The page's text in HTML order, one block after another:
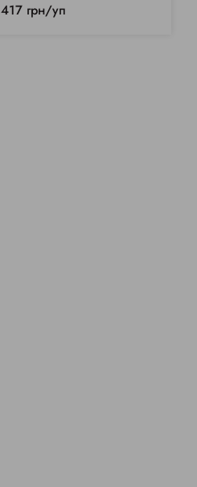
417 грн/уп